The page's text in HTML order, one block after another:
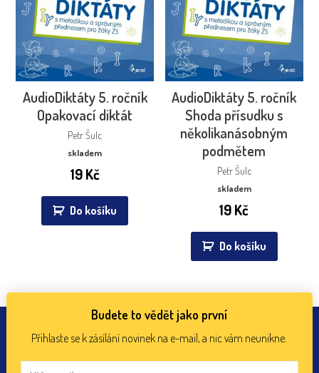
AudioDiktáty 5. ročník
Opakovací diktát
Petr Šulc
skladem
19Kč
Do košíku
AudioDiktáty 5. ročník
Shoda přísudku s
několikanásobným
podmětem
Petr Šulc
skladem
19Kč
Do košíku
Budete to vědět jako první
Přihlaste se k zásílání novinek na e-mail, a nic vám neunikne.